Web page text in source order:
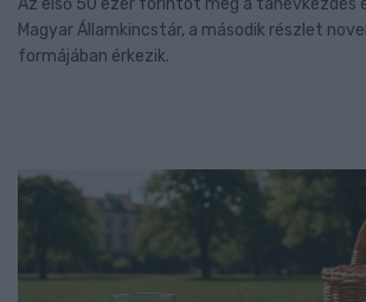
Magyar Államkincstár, a második részlet
formájában érkezik.